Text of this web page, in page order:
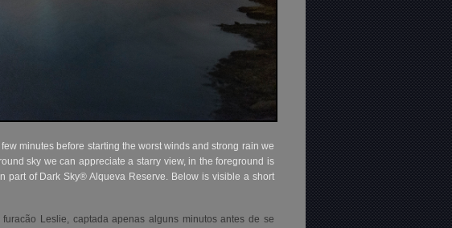
minutes before starting the worst winds and strong rain we
sky we can appreciate a starry view, in the foreground is
part of Dark Sky® Alqueva Reserve. Below is visible a short
Leslie, captada apenas alguns minutos antes de se